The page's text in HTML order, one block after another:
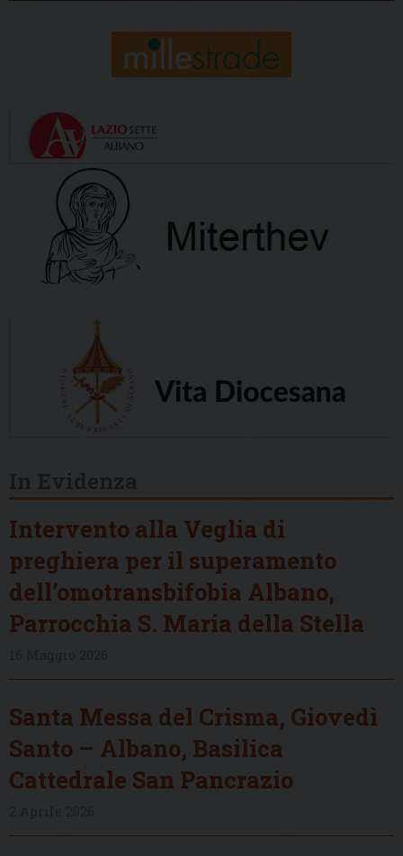
Intervento alla Veglia di
preghiera per il superamento
dell’omotransbifobia Albano,
Parrocchia S. Maria della Stella
Santa Messa del Crisma, Giovedì
Santo – Albano, Basilica
Cattedrale San Pancrazio